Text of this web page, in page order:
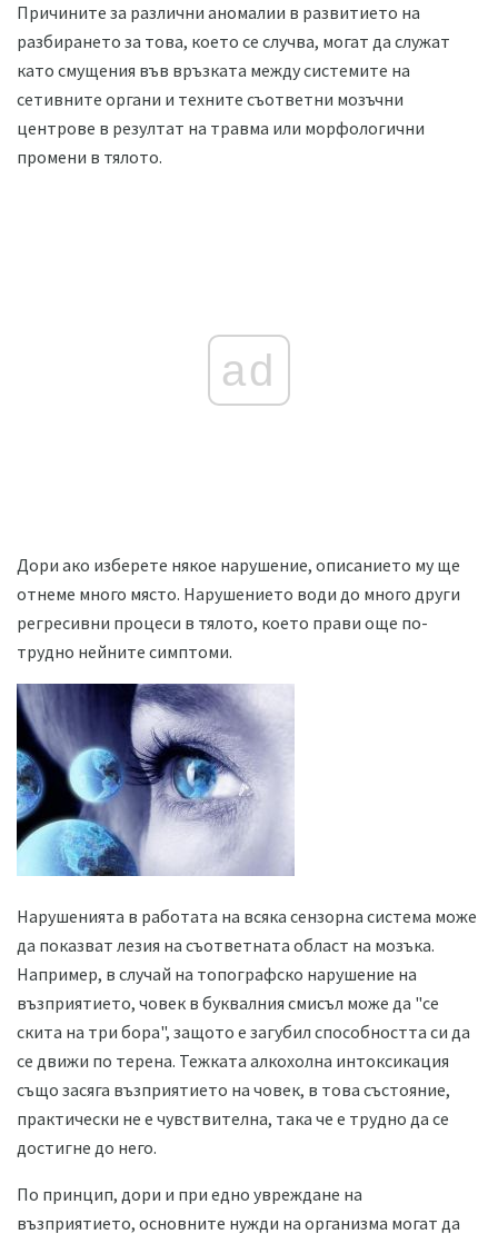
Причините за различни аномалии в развитието на
разбирането за това, което се случва, могат да служат
като смущения във връзката между системите на
сетивните органи и техните съответни мозъчни
центрове в резултат на травма или морфологични
промени в тялото.
ad
Дори ако изберете някое нарушение, описанието му ще
отнеме много място. Нарушението води до много други
регресивни процеси в тялото, което прави още по-
трудно нейните симптоми.
Нарушенията в работата на всяка сензорна система може
да показват лезия на съответната област на мозъка.
Например, в случай на топографско нарушение на
възприятието, човек в буквалния смисъл може да "се
скита на три бора", защото е загубил способността си да
се движи по терена. Тежката алкохолна интоксикация
също засяга възприятието на човек, в това състояние,
практически не е чувствителна, така че е трудно да се
достигне до него.
По принцип, дори и при едно увреждане на
възприятието, основните нужди на организма могат да